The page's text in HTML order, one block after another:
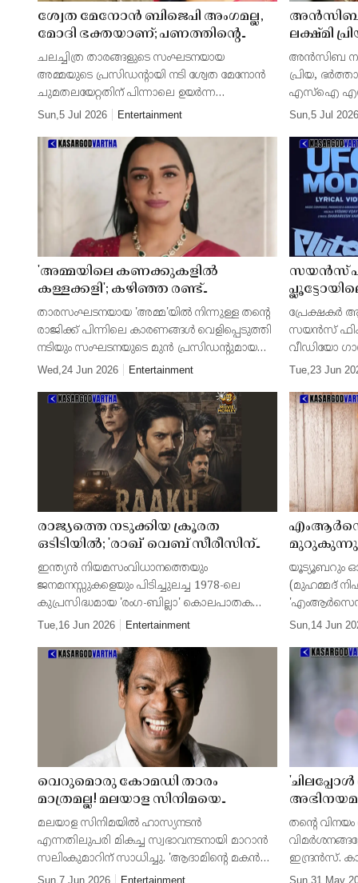
ശ്വേത മേനോൻ ബിജെപി അംഗമല്ല,
മോദി ഭക്തയാണ്; പണത്തിൻ്റെ
പേരിൽ താരങ്ങളെ
അപമാനിക്കരുതെന്ന് എസ് സുരേഷ്
ചലച്ചിത്ര താരങ്ങളുടെ സംഘടനയായ
അമ്മയുടെ പ്രസിഡൻ്റായി നടി ശ്വേത മേനോൻ
ചുമതലയേറ്റതിന് പിന്നാലെ ഉയർന്ന
വിവാദങ്ങളിൽ കർശന നിലപാടുമായി ബിജെപി.
പ്രതിനിധിയല്ലെന്നും, അവർ ഒരു മി
Sun,5 Jul 2026 Entertainment
ലക്ഷ്മി
പൊലീസ്
അൻസിബ
പ്രിയ,
എസ്ഐ
കോടതി
എഫ്ഐആർ
Sun,5 Jul 2026
'അമ്മയിലെ കണക്കുകളിൽ
കള്ളക്കളി'; കഴിഞ്ഞ രണ്ട്
കമ്മിറ്റികളുടെയും ശാസ്ത്രീയ
ഓഡിറ്റിങ് നടത്തണമെന്ന് ശ്വേത
മേനോൻ
താരസംഘടനയായ 'അമ്മ'യിൽ നിന്നുള്ള തന്റെ
രാജിക്ക് പിന്നിലെ കാരണങ്ങൾ വെളിപ്പെടുത്തി
നടിയും സംഘടനയുടെ മുൻ പ്രസിഡന്റുമായ
ശ്വേത മേനോൻ. സംഘടനയുടെ വരവ് ചെലവ്
നടക്കുന്നുണ്ടെന്നും കഴ
Wed,24 Jun 2026 Entertainment
സയൻസ്
ആദ്യ
പ്രേക്ഷകർ
സയൻസ്
വീഡിയോ
നൽകിയ ഈ
Tue,23 Jun
രാജ്യത്തെ നടുക്കിയ ക്രൂരത
ഒടിടിയിൽ; 'രാഖ്' വെബ് സീരീസിന്
പിന്നിലെ യഥാർത്ഥ കൊലപാതക
കഥ ഇങ്ങനെ! തൂക്കുമരത്തിലും
നാടകീയത!
ഇന്ത്യൻ നിയമസംവിധാനത്തെയും
ജനമനസ്സുകളെയും പിടിച്ചുലച്ച 1978-ലെ
കുപ്രസിദ്ധമായ 'രംഗ-ബില്ലാ' കൊലപാതക
കേസിനെ ആസ്പദമാക്കി പുറത്തിറങ്ങിയ
ചർച്ചയാകുന്നു.
Tue,16 Jun 2026 Entertainment
പോലീസ്
യൂട്യൂബറും
(മുഹമ്മദ്
പോലീസ്
കേസുകൾ,
Sun,14 Jun
വെറുമൊരു കോമഡി താരം
മാത്രമല്ല! മലയാള സിനിമയെ
വിസ്മയിപ്പിച്ച സലിംകുമാറിന്റെ
മാസ്മരിക ക്യാരക്ടർ റോളുകൾ
മലയാള സിനിമയിൽ ഹാസ്യനടൻ
എന്നതിലുപരി മികച്ച സ്വഭാവനടനായി മാറാൻ
സലിംകുമാറിന് സാധിച്ചു. 'ആദാമിന്റെ മകൻ
അബു' എന്ന ചിത്രത്തിലെ അഭിനയത്തിന്
Sun,7 Jun 2026 Entertainment
അത്
മറുപടി
തന്റെ
ഇന്ദ്രൻസ്.
Sun,31 May